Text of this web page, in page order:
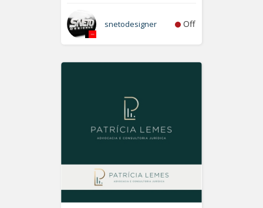
snetodesigner Off